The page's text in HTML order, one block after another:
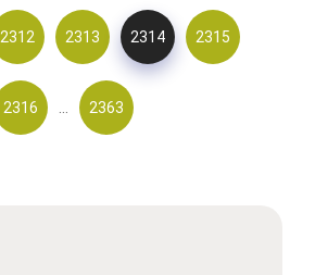
2312 2313 2314 2315
2316 … 2363